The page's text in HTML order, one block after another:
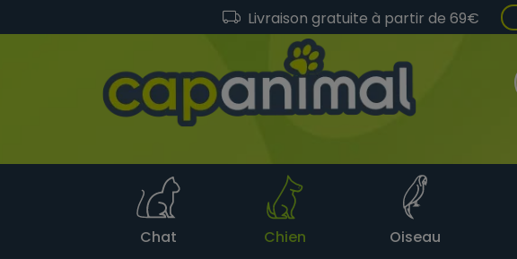
Livraison gratuite à partir de 69€
Chat Chien Oiseau